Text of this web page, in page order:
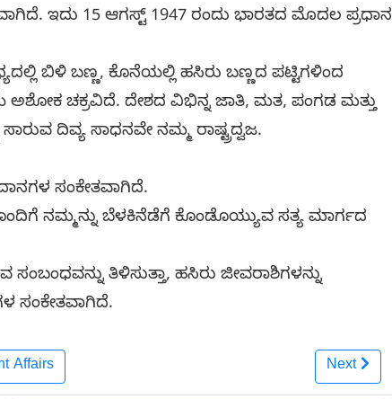
ಇದು 15 ಆಗಸ್ಟ್ 1947 ರಂದು ಭಾರತದ ಮೊದಲ ಪ್ರಧಾನ
ಬಿಳಿ ಬಣ್ಣ, ಕೊನೆಯಲ್ಲಿ ಹಸಿರು ಬಣ್ಣದ ಪಟ್ಟಿಗಳಿಂದ
ಅಶೋಕ ಚಕ್ರವಿದೆ. ದೇಶದ ವಿಭಿನ್ನ ಜಾತಿ, ಮತ, ಪಂಗಡ ಮತ್ತು
ದಿವ್ಯ ಸಾಧನವೇ ನಮ್ಮ ರಾಷ್ಟ್ರದ್ವಜ.
ಸಂಕೇತವಾಗಿದೆ.
ನಮ್ಮನ್ನು ಬೆಳಕಿನೆಡೆಗೆ ಕೊಂಡೊಯ್ಯುವ ಸತ್ಯ ಮಾರ್ಗದ
ತಿಳಿಸುತ್ತಾ, ಹಸಿರು ಜೀವರಾಶಿಗಳನ್ನು
ಸಂಕೇತವಾಗಿದೆ.
Affairs Next